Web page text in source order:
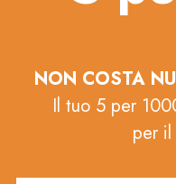
NON COSTA
Il tuo 5 per
per il